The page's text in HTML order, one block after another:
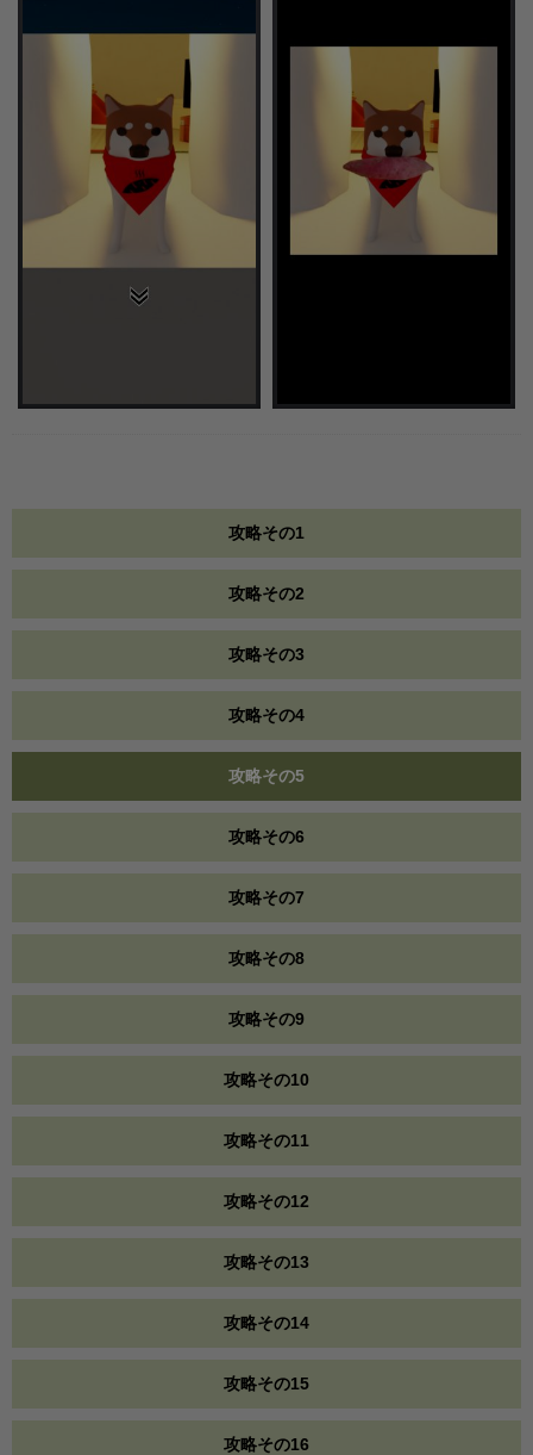
攻略その1
攻略その2
攻略その3
攻略その4
攻略その5
攻略その6
攻略その7
攻略その8
攻略その9
攻略その10
攻略その11
攻略その12
攻略その13
攻略その14
攻略その15
攻略その16